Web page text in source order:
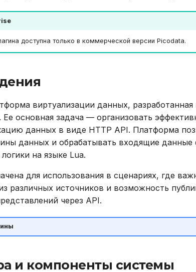
доступна только в коммерческой версии Picodata.
виртуализации данных,
основная задача — организовать
данных в виде HTTP API. Платформа
данных и обрабатывать входящие данные
на языке Lua.
для использования в сценариях, где
различных источников и возможность
через API.
и компоненты системы